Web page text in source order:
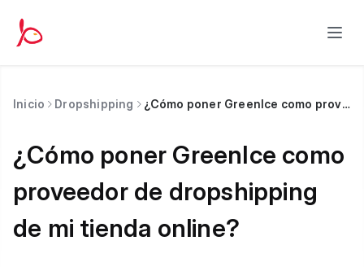
Inicio Dropshipping ¿Cómo poner GreenIce como proveedor de dropshipping de mi tienda online?
¿Cómo poner GreenIce como
proveedor de dropshipping
de mi tienda online?